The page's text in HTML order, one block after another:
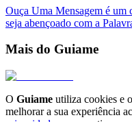
Ouça Uma Mensagem é um
seja abençoado com a
Mais do Guiame
O Guiame utiliza cookies e
melhorar a sua experiência